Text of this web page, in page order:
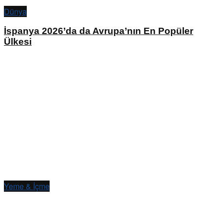
Dünya
İspanya 2026’da da Avrupa’nın En Popüler
Ülkesi
Yeme & İçme